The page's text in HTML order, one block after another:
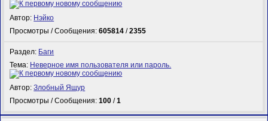
Автор: Нэйко
Просмотры / Сообщения:605814 /2355
Раздел: Баги
Тема: Неверное имя пользователя или пароль.
Автор:Злобный Ящур
Просмотры / Сообщения:100 /1